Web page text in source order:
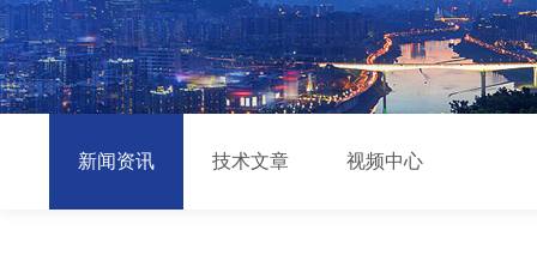
新闻资讯 技术文章 视频中心